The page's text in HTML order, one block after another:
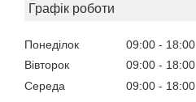
Графік роботи
Понеділок 09:00
18:00
Вівторок
09:00
18:00
Середа
09:00
18:00